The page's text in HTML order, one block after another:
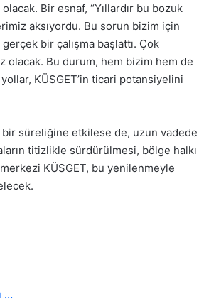
Bir esnaf, “Yıllardır bu bozuk
aksıyordu. Bu sorun bizim için
bir çalışma başlattı. Çok
olacak. Bu durum, hem bizim hem de
KÜSGET’in ticari potansiyelini
süreliğine etkilese de, uzun vadede
titizlikle sürdürülmesi, bölge halkı
KÜSGET, bu yenilenmeyle
…